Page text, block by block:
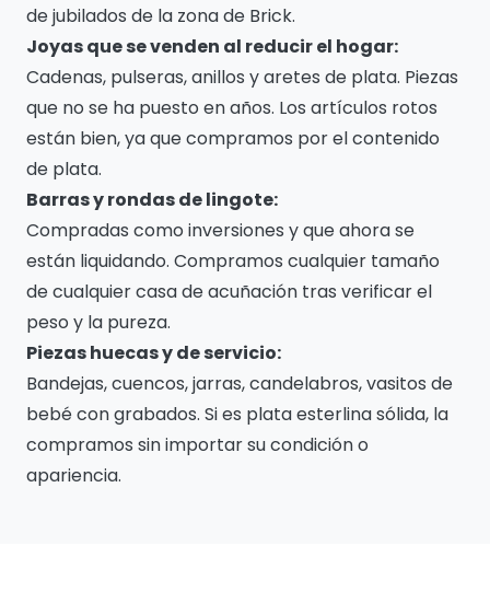
de jubilados de la zona de Brick.
Joyas que se venden al reducir el hogar:
Cadenas, pulseras, anillos y aretes de plata. Piezas
que no se ha puesto en años. Los artículos rotos
están bien, ya que compramos por el contenido
de plata.
Barras y rondas de lingote:
Compradas como inversiones y que ahora se
están liquidando. Compramos cualquier tamaño
de cualquier casa de acuñación tras verificar el
peso y la pureza.
Piezas huecas y de servicio:
Bandejas, cuencos, jarras, candelabros, vasitos de
bebé con grabados. Si es plata esterlina sólida, la
compramos sin importar su condición o
apariencia.